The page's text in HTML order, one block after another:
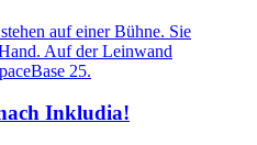
Inkludia!